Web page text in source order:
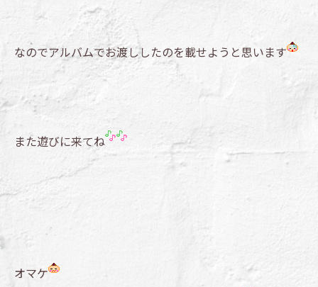
なのでアルバムでお渡ししたのを載せようと思います
また遊びに来てね
オマケ